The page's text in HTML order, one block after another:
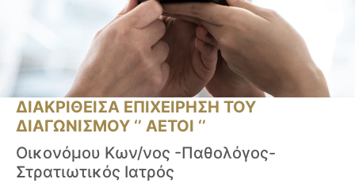
ΔΙΑΚΡΙΘΕΙΣΑ ΕΠΙΧΕΙΡΗΣΗ ΤΟΥ
ΔΙΑΓΩΝΙΣΜΟΥ ‘’ ΑΕΤΟΙ ‘’
Οικονόμου Κων/νος -Παθολόγος-
Στρατιωτικός Ιατρός